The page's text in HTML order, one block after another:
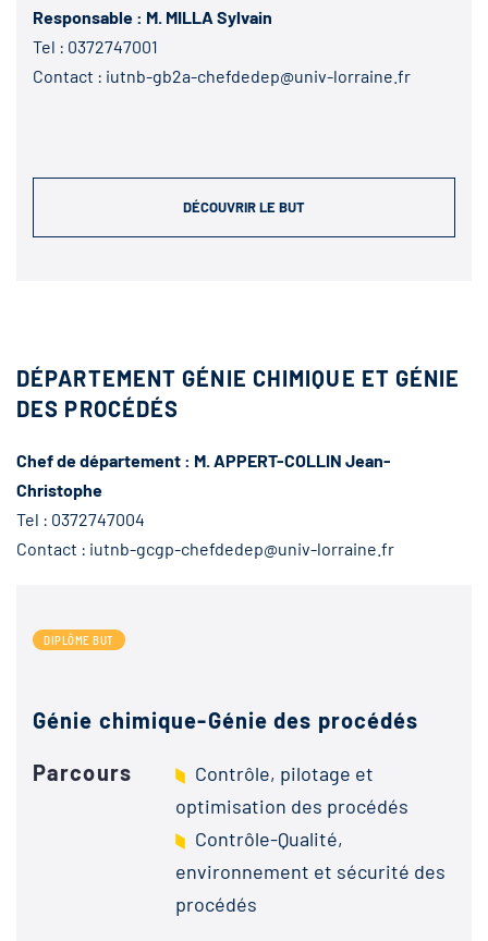
Responsable : M. MILLA Sylvain
Tel : 0372747001
Contact : iutnb-gb2a-chefdedep@univ-lorraine.fr
DÉCOUVRIR LE BUT
DÉPARTEMENT GÉNIE CHIMIQUE ET GÉNIE
DES PROCÉDÉS
Chef de département : M. APPERT-COLLIN Jean-
Christophe
Tel : 0372747004
Contact : iutnb-gcgp-chefdedep@univ-lorraine.fr
DIPLÔME BUT
Génie chimique-Génie des procédés
Parcours
Contrôle, pilotage et
optimisation des procédés
Contrôle-Qualité,
environnement et sécurité des
procédés